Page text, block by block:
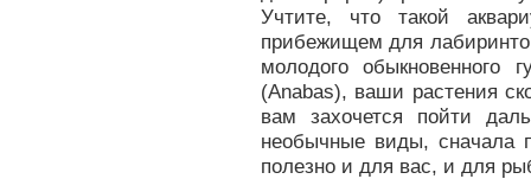
Учтите, что такой
прибежищем для
молодого обыкновенного
(Anabas), ваши растения
вам захочется пойти
необычные виды, сначала
полезно и для вас, и для